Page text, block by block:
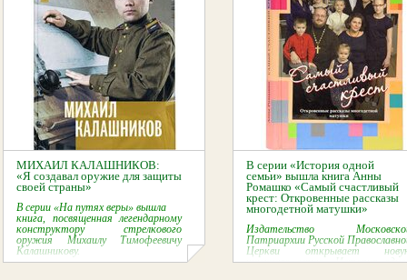
МИХАИЛ КАЛАШНИКОВ:
«Я создавал оружие для защиты
своей страны»
В серии «На путях веры» вышла
книга, посвященная легендарному
конструктору стрелкового
оружия Михаилу Тимофеевичу
Калашникову.
В серии «История одной
семьи» вышла книга Анны
Ромашко «Самый счастливый
крест: Откровенные рассказы
многодетной матушки»
Издательство
Патриархии Русской
Церкви открывает
книжную серию «История